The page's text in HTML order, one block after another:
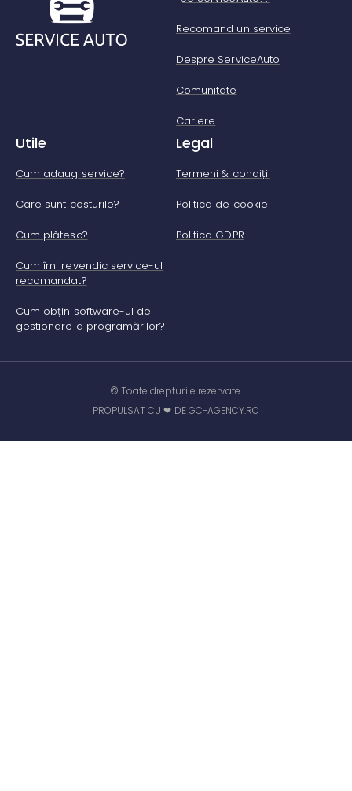
Recomand un service
Despre ServiceAuto
Comunitate
Cariere
Utile
Cum adaug service?
Care sunt costurile?
Cum plătesc?
Cum îmi revendic service-ul
recomandat?
Cum obțin software-ul de
gestionare a programărilor?
Legal
Termeni & condiții
Politica de cookie
Politica GDPR
© Toate drepturile rezervate.
PROPULSAT CU ❤ DE GC-AGENCY.RO